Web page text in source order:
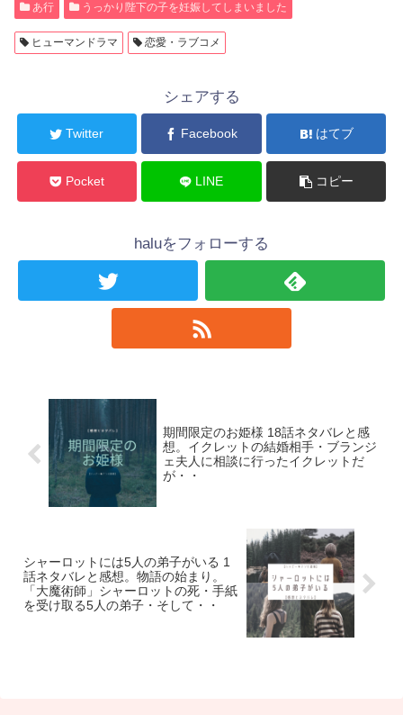
あ行 うっかり陛下の子を妊娠してしまいました
ヒューマンドラマ 恋愛・ラブコメ
シェアする
Twitter Facebook はてブ
Pocket LINE コピー
haluをフォローする
期間限定のお姫様 18話ネタバレと感
想。イクレットの結婚相手・ブランジ
ェ夫人に相談に行ったイクレットだ
が・・
シャーロットには5人の弟子がいる 1
話ネタバレと感想。物語の始まり。
「大魔術師」シャーロットの死・手紙
を受け取る5人の弟子・そして・・